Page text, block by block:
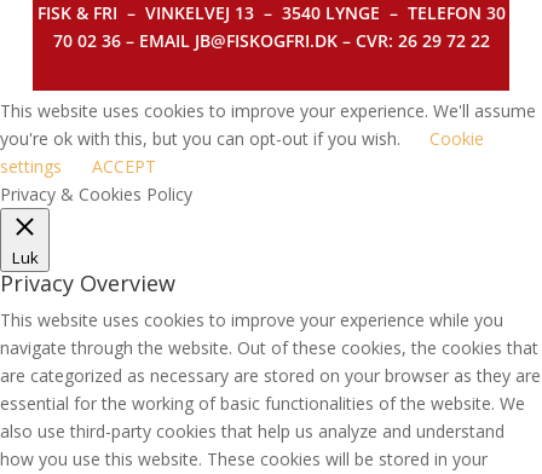
FISK & FRI – VINKELVEJ 13 – 3540 LYNGE – TELEFON 30
70 02 36 – EMAIL JB@FISKOGFRI.DK – CVR: 26 29 72 22
This website uses cookies to improve your experience. We'll assume
you're ok with this, but you can opt-out if you wish.
Cookie
settings
ACCEPT
Privacy & Cookies Policy
Luk
Privacy Overview
This website uses cookies to improve your experience while you
navigate through the website. Out of these cookies, the cookies that
are categorized as necessary are stored on your browser as they are
essential for the working of basic functionalities of the website. We
also use third-party cookies that help us analyze and understand
how you use this website. These cookies will be stored in your